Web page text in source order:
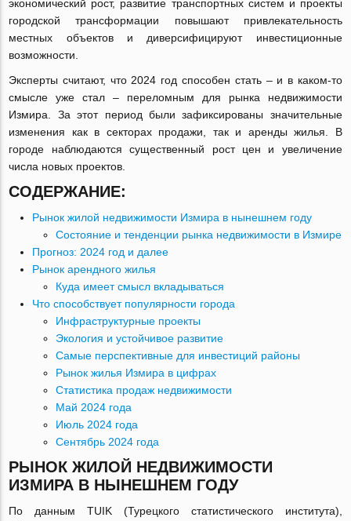
экономический рост, развитие транспортных систем и проекты
городской трансформации повышают привлекательность
местных объектов и диверсифицируют инвестиционные
возможности.
Эксперты считают, что 2024 год способен стать – и в каком-то
смысле уже стал – переломным для рынка недвижимости
Измира. За этот период были зафиксированы значительные
изменения как в секторах продажи, так и аренды жилья. В
городе наблюдаются существенный рост цен и увеличение
числа новых проектов.
СОДЕРЖАНИЕ:
Рынок жилой недвижимости Измира в нынешнем году
Состояние и тенденции рынка недвижимости в Измире
Прогноз: 2024 год и далее
Рынок арендного жилья
Куда имеет смысл вкладываться
Что способствует популярности города
Инфраструктурные проекты
Экология и устойчивое развитие
Самые перспективные для инвестиций районы
Рынок жилья Измира в цифрах
Статистика продаж недвижимости
Май 2024 года
Июль 2024 года
Сентябрь 2024 года
РЫНОК ЖИЛОЙ НЕДВИЖИМОСТИ
ИЗМИРА В НЫНЕШНЕМ ГОДУ
По данным TUIK (Турецкого статистического института),